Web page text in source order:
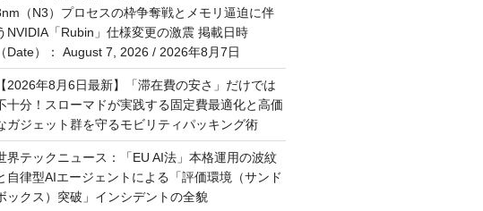
（N3）プロセスの枠争奪戦とメモリ逼迫に伴
NVIDIA「Rubin」仕様変更の激震 掲載日時
（Date）： August 7, 2026 / 2026年8月7日
【2026年8月6日最新】「滞在費の安さ」だけでは
十分！スローマドが実践する固定費最適化と高価
ガジェット群を守るモビリティパッキング術
界テックニュース：「EU AI法」本格運用の波紋
自律型AIエージェントによる「評価環境（サンド
ックス）突破」インシデントの全貌